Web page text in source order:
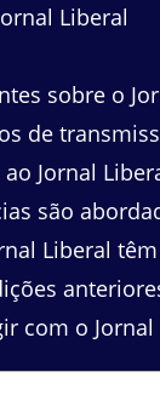
Liberal
sobre o
de
Jornal
são
Liberal
com o Jornal